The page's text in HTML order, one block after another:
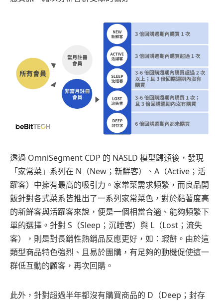
透過 OmniSegment CDP 的 NASLD 模型歸類後，發現
「家常菜」系列在 N（New；新鮮客）、A（Active；活
躍客）中擁有最高的吸引力。家常菜需求頻繁，而良品開
飯針對各式菜系皆推出了一系列家常菜色，對於黏著度高
的新鮮客與活躍客來說，便是一個相當合適、能夠頻繁下
單的選擇。針對 S（Sleep；沉睡客）與 L（Lost；流失
客），則是對長銷性熱銷品反應更好，如：蝦餅。由於這
類型商品特色強烈、且易於團購，有足夠的動機促使這一
群低互動的顧客，再次回購。
此外，針對超過半年都沒有購買商品的 D（Deep；封存